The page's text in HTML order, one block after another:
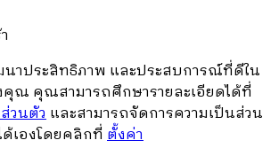
นาประสิทธิภาพ และประสบการณ์ที่ดีใน
คุณ คุณสามารถศึกษารายละเอียดได้ที่
วนตัวและสามารถจัดการความเป็นส่วน
เองโดยคลิกที่ ตั้งค่า